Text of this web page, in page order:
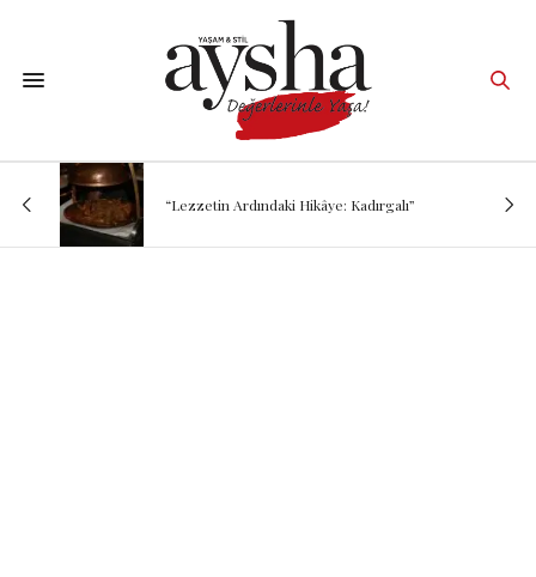
“Lezzetin Ardındaki Hikâye: Kadırgalı”